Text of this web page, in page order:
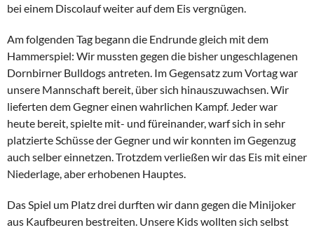
bei einem Discolauf weiter auf dem Eis vergnügen.
Am folgenden Tag begann die Endrunde gleich mit dem
Hammerspiel: Wir mussten gegen die bisher ungeschlagenen
Dornbirner Bulldogs antreten. Im Gegensatz zum Vortag war
unsere Mannschaft bereit, über sich hinauszuwachsen. Wir
lieferten dem Gegner einen wahrlichen Kampf. Jeder war
heute bereit, spielte mit- und füreinander, warf sich in sehr
platzierte Schüsse der Gegner und wir konnten im Gegenzug
auch selber einnetzen. Trotzdem verließen wir das Eis mit einer
Niederlage, aber erhobenen Hauptes.
Das Spiel um Platz drei durften wir dann gegen die Minijoker
aus Kaufbeuren bestreiten. Unsere Kids wollten sich selbst